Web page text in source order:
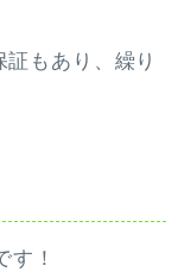
もあり、繰り
す！